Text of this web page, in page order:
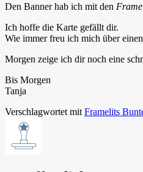
Den Banner hab ich mit den
Ich hoffe die Karte gefällt dir.
Wie immer freu ich mich über
Morgen zeige ich dir noch eine
Bis Morgen
Tanja
Verschlagwortet mit Framelits